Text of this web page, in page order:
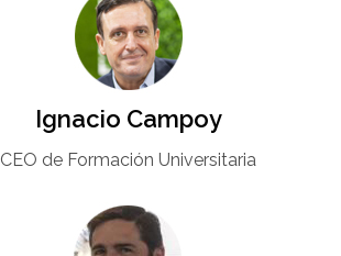
Ignacio Campoy​
CEO de Formación Universitaria​